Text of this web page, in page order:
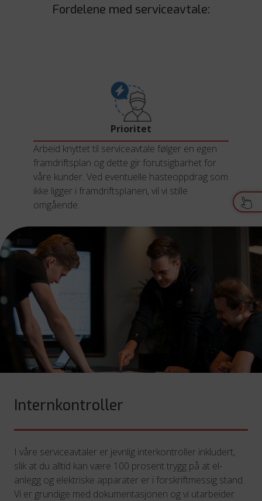
Fordelene med serviceavtale:
Prioritet
Arbeid knyttet til serviceavtale følger en egen
framdriftsplan og dette gir forutsigbarhet for
våre kunder. Ved eventuelle hasteoppdrag som
ikke ligger i framdriftsplanen, vil vi stille
omgående.
Internkontroller
I våre serviceavtaler er jevnlig interkontroller inkludert,
slik at du alltid kan være 100 prosent trygg på at el-
anlegg og elektriske apparater er i forskriftmessig stand.
Vi er grundige med dokumentasjonen og vi utarbeider